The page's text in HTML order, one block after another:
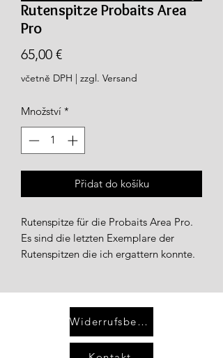
Rutenspitze Probaits Area
Pro
65,00 €Cena
včetně DPH | zzgl. Versand
Množství *
Přidat do košíku
Rutenspitze für die Probaits Area Pro.
Es sind die letzten Exemplare der
Rutenspitzen die ich ergattern konnte.
Widerrufsbelehrung